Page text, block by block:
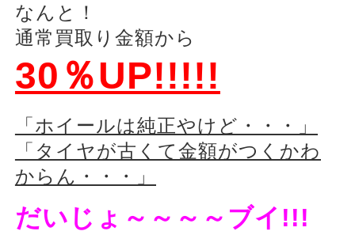
なんと！
通常買取り金額から
30％UP!!!!!
「ホイールは純正やけど・・・」
「タイヤが古くて金額がつくかわ
からん・・・」
だいじょ～～～～ブイ!!!